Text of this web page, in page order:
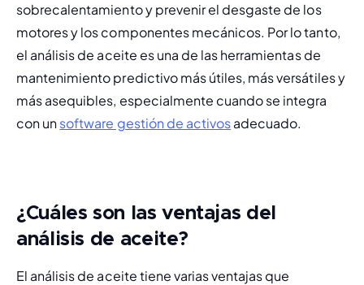
sobrecalentamiento y prevenir el desgaste de los
motores y los componentes mecánicos. Por lo tanto,
el análisis de aceite es una de las herramientas de
mantenimiento predictivo más útiles, más versátiles y
más asequibles, especialmente cuando se integra
con un software gestión de activos adecuado.
¿Cuáles son las ventajas del
análisis de aceite?
El análisis de aceite tiene varias ventajas que